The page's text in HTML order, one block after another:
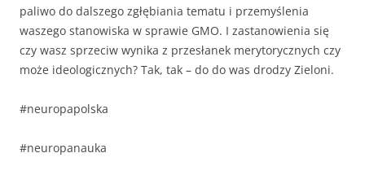
paliwo do dalszego zgłębiania tematu i przemyślenia
waszego stanowiska w sprawie GMO. I zastanowienia się
czy wasz sprzeciw wynika z przesłanek merytorycznych czy
może ideologicznych? Tak, tak – do do was drodzy Zieloni.
#neuropapolska
#neuropanauka